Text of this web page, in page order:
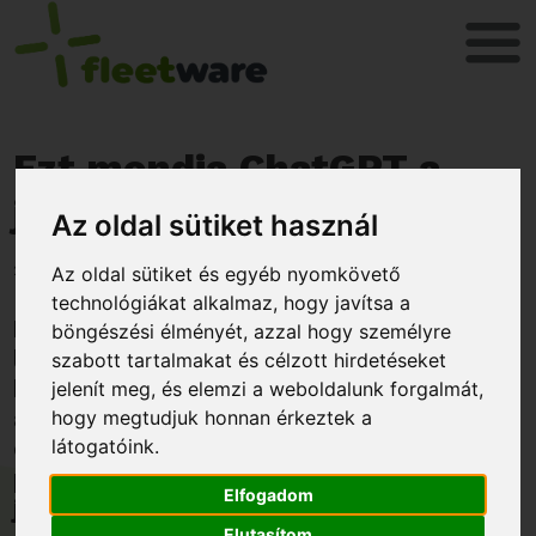
Az oldal sütiket használ
Az oldal sütiket és egyéb nyomkövető
technológiákat alkalmaz, hogy javítsa a
böngészési élményét, azzal hogy személyre
szabott tartalmakat és célzott hirdetéseket
jelenít meg, és elemzi a weboldalunk forgalmát,
hogy megtudjuk honnan érkeztek a
látogatóink.
Elfogadom
Ezt mondja ChatGPT a
járműkövetésről
2023. május 12.
Mostanában igazán felkapott téma
lett a mesterséges intelligencia, azon
belül is aChatGPTnevű AI. Az
alábbiakban megpróbáljuk
összefoglalni, hogy mi is ez, aztán
pedig megkérdezzük, mit is gondol a
járműkövetésről: